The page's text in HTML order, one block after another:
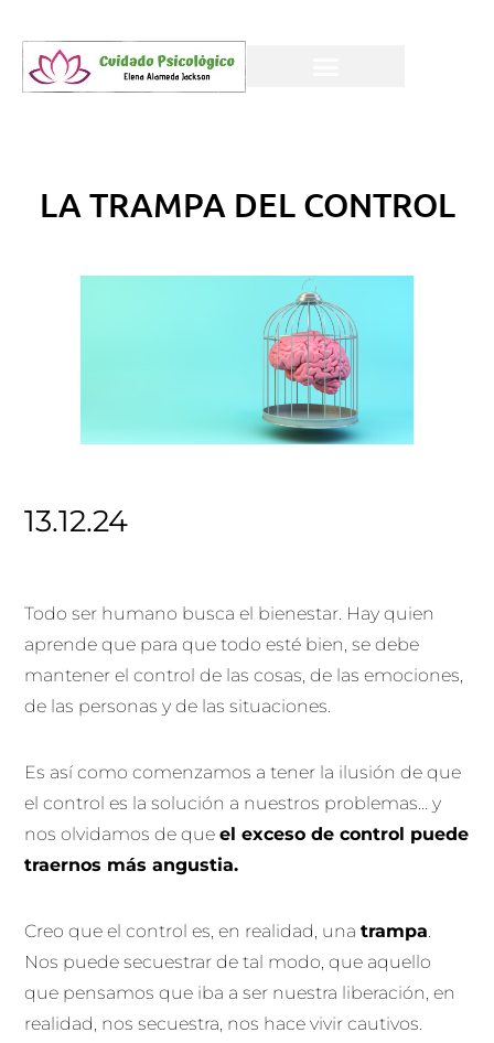
LA TRAMPA DEL CONTROL
13.12.24
Todo ser humano busca el bienestar. Hay quien
aprende que para que todo esté bien, se debe
mantener el control de las cosas, de las emociones,
de las personas y de las situaciones.
Es así como comenzamos a tener la ilusión de que
el control es la solución a nuestros problemas… y
nos olvidamos de queel exceso de control puede
traernos más angustia.
Creo que el control es, en realidad, unatrampa.
Nos puede secuestrar de tal modo, que aquello
que pensamos que iba a ser nuestra liberación, en
realidad, nos secuestra, nos hace vivir cautivos.